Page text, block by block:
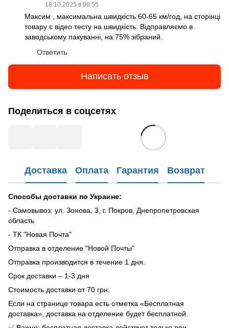
18.10.2025 в 08:55
Максим , максимальна швидкість 60-65 км/год, на сторінці
товару є відео тесту на швидкість. Відправляємо в
заводському пакуванні, на 75% зібраний.
Ответить
Написать отзыв
Поделиться в соцсетях
Доставка Оплата Гарантия Возврат
Способы доставки по Украине:
- Самовывоз: ул. Зонова, 3, г. Покров, Днепропетровская
область
- ТК "Новая Почта"
Отправка в отделение "Новой Почты"
Отправка производится в течение 1 дня.
Срок доставки – 1-3 дня
Стоимость доставки от 70 грн.
Если на странице товара есть отметка «Бесплатная
доставка», доставка на отделение будет бесплатной.